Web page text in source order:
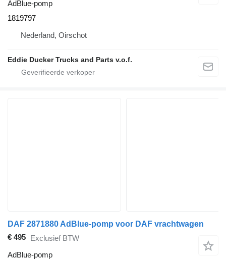
AdBlue-pomp
1819797
Nederland, Oirschot
Eddie Ducker Trucks and Parts v.o.f.
DAF 2871880 AdBlue-pomp voor DAF vrachtwagen
€ 495 Exclusief BTW
AdBlue-pomp